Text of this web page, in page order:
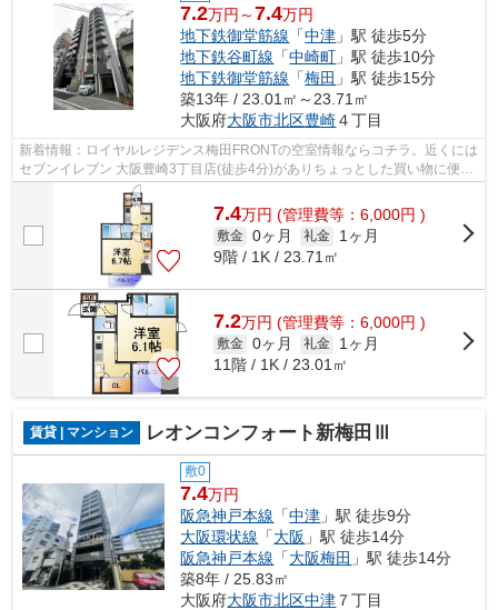
7.2万円～7.4万円
地下鉄御堂筋線 「中津 」駅 徒歩5分
地下鉄谷町線 「中崎町 」駅 徒歩10分
地下鉄御堂筋線 「梅田 」駅 徒歩15分
築13年 / 23.01㎡～23.71㎡
大阪府大阪市北区豊崎４丁目
新着情報：ロイヤルレジデンス梅田FRONTの空室情報ならコチラ。近くには
セブンイレブン 大阪豊崎3丁目店(徒歩4分)がありちょっとした買い物に便利
です。共用部にはエレベータ・敷地内...
7.4万円 (管理費等：6,000円 )
敷金 0ヶ月 礼金
1ヶ月
9階 / 1K / 23.71㎡
7.2万円 (管理費等：6,000円 )
敷金 0ヶ月 礼金
1ヶ月
11階 / 1K / 23.01㎡
賃貸 | マンション レオンコンフォート新梅田Ⅲ
敷0
7.4万円
阪急神戸本線 「中津 」駅 徒歩9分
大阪環状線 「大阪 」駅 徒歩14分
阪急神戸本線 「大阪梅田 」駅 徒歩14分
築8年 / 25.83㎡
大阪府大阪市北区中津 ７丁目